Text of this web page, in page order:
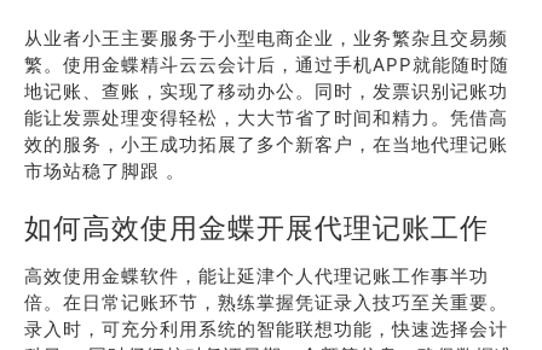
从业者小王主要服务于小型电商企业，业务繁杂且交易频
繁。使用金蝶精斗云云会计后，通过手机APP就能随时随
地记账、查账，实现了移动办公。同时，发票识别记账功
能让发票处理变得轻松，大大节省了时间和精力。凭借高
效的服务，小王成功拓展了多个新客户，在当地代理记账
市场站稳了脚跟 。
如何高效使用金蝶开展代理记账工作
高效使用金蝶软件，能让延津个人代理记账工作事半功
倍。在日常记账环节，熟练掌握凭证录入技巧至关重要。
录入时，可充分利用系统的智能联想功能，快速选择会计